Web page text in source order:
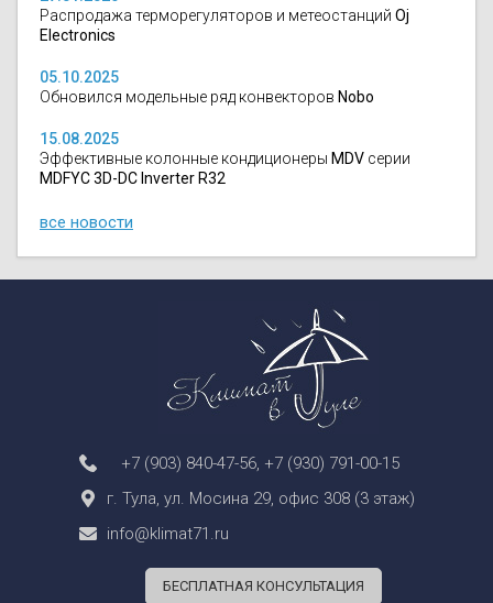
Распродажа терморегуляторов и метеостанций Oj
Electronics
05.10.2025
Обновился модельные ряд конвекторов Nobo
15.08.2025
Эффективные колонные кондиционеры MDV серии
MDFYC 3D-DC Inverter R32
все новости
+7 (903) 840-47-56 +7 (930) 791-00-15
г. Тула, ул. Мосина 29, офис 308 (3 этаж)
info@klimat71.ru
БЕСПЛАТНАЯ КОНСУЛЬТАЦИЯ